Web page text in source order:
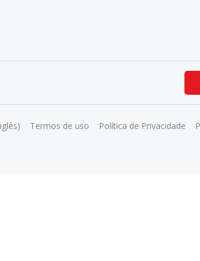
Termos de uso Política de Privacidade